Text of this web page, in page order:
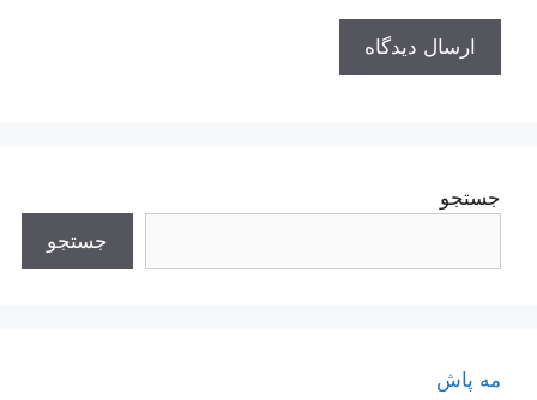
جستجو
جستجو
مه پاش